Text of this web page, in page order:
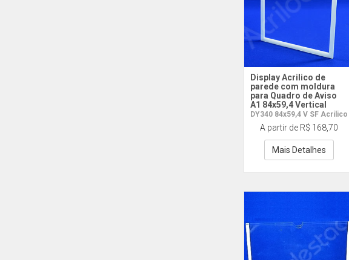
Display Acrilico de
parede com moldura
para Quadro de Aviso
A1 84x59,4 Vertical
DY340 84x59,4 V SF Acrilico
A partir de R$ 168,70
Mais Detalhes